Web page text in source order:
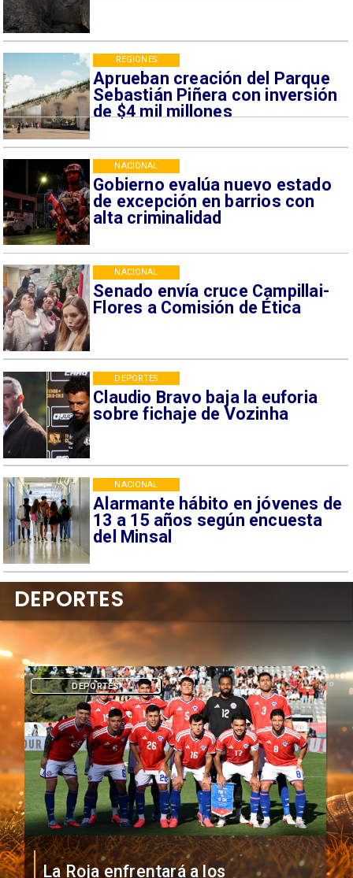
Aprueban creación del Parque
Sebastián Piñera con inversión
de $4 mil millones
REGIONES
Gobierno evalúa nuevo estado
de excepción en barrios con
alta criminalidad
NACIONAL
Senado envía cruce Campillai-
Flores a Comisión de Ética
NACIONAL
Claudio Bravo baja la euforia
sobre fichaje de Vozinha
DEPORTES
Alarmante hábito en jóvenes de
13 a 15 años según encuesta
del Minsal
NACIONAL
La Roja enfrentará a los
DEPORTES
DEPORTES